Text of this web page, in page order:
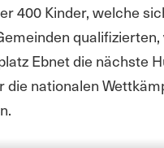
400 Kinder, welche
Ebnet die nächste
die nationalen